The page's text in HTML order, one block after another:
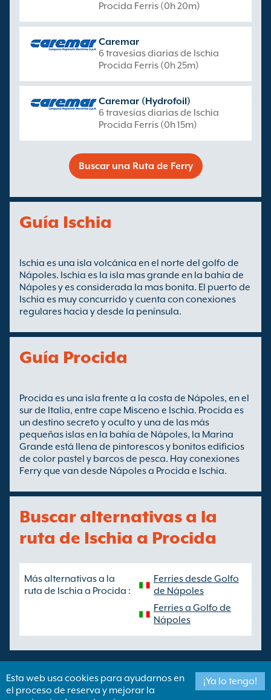
Procida Ferris (0h 20m)
Caremar
6 travesías diarias de Ischia
Procida Ferris (0h 25m)
Caremar (Hydrofoil)
6 travesías diarias de Ischia
Procida Ferris (0h 15m)
Buscar una Ruta de Ferry
Guía Ischia
Ischia es una isla volcánica en el norte del golfo de
Nápoles. Ischia es la isla mas grande en la bahía de
Nápoles y es considerada la mas bonita. El puerto de
Ischia es muy concurrido y cuenta con conexiones
regulares hacia y desde la península.
Guía Procida
Procida es una isla frente a la costa de Nápoles, en el
sur de Italia, entre cape Misceno e Ischia. Procida es
un destino secreto y oculto y una de las más
pequeñas islas en la bahía de Nápoles, la Marina
Grande está llena de pintorescos y bonitos edificios
de color pastel y barcos de pesca. Hay conexiones
Ferry que van desde Nápoles a Procida e Ischia.
Buscar alternativas a la
ruta de Ischia a Procida
Más alternativas a la
ruta de Ischia a Procida :
Ferries desde Golfo
de Nápoles
Ferries a Golfo de
Nápoles
Esta web usa cookies para ayudarnos en
el proceso de reserva y mejorar la
¡Ya lo tengo!